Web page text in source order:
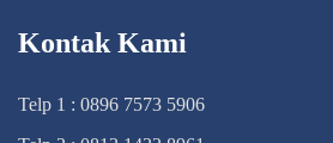
Kontak Kami
Telp 1 : 0896 7573 5906